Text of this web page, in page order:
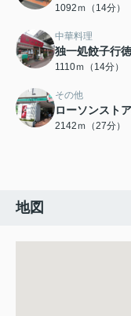
1092ｍ（14分）
中華料理
独一処餃子行
1110ｍ（14分）
その他
ローソンスト
2142ｍ（27分）
地図